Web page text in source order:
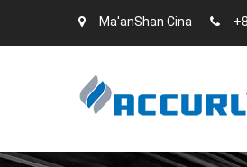
Ma'anShan Cina